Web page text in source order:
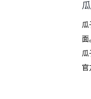
瓜
面
瓜
官